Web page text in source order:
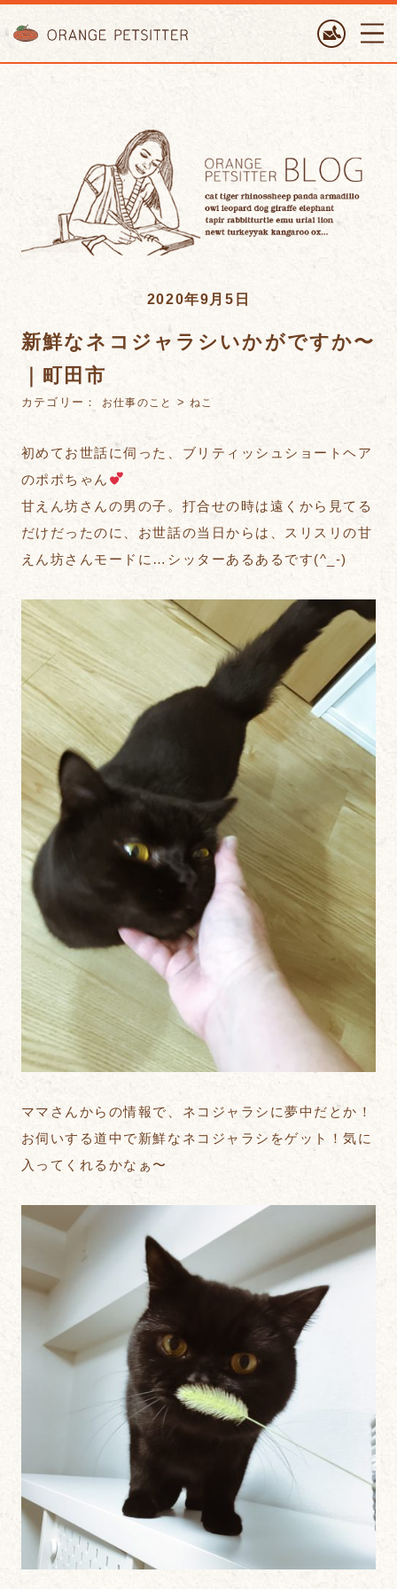
2020年9月5日
新鮮なネコジャラシいかがですか〜
｜町田市
カテゴリー： お仕事のこと >ねこ
初めてお世話に伺った、ブリティッシュショートヘア
のポポちゃん
甘えん坊さんの男の子。打合せの時は遠くから見てる
だけだったのに、お世話の当日からは、スリスリの甘
えん坊さんモードに…シッターあるあるです(^_-)
ママさんからの情報で、ネコジャラシに夢中だとか！
お伺いする道中で新鮮なネコジャラシをゲット！気に
入ってくれるかなぁ〜